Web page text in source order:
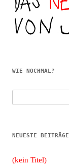
WIE NOCHMAL?
nach:
NEUESTE BEITRÄGE
(kein Titel)